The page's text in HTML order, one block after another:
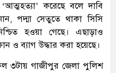
করেছে বলে দাবি
পদ্মা সেতুতে থাকা সিসি
হওয়া গেছে। এছাড়াও
ও ব্যাগ উদ্ধার করা হয়েছে।
৩টায় গাজীপুর জেলা পুলিশ